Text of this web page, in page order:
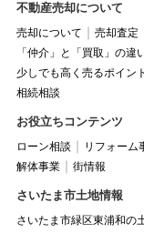
不動産売却について
売却について 売却査定
「仲介」と「買取」の違
少しでも高く売るポイント
相続相談
お役立ちコンテンツ
ローン相談 リフォーム
解体事業
街情報
さいたま市土地情報
さいたま市緑区東浦和の